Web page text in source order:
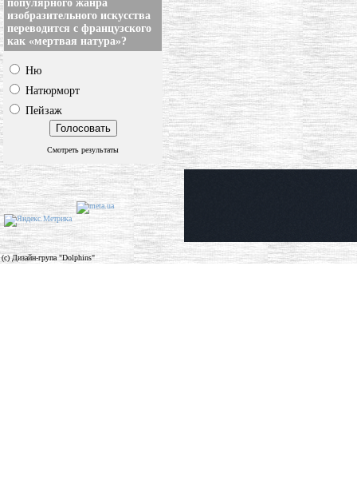
популярного жанра
изобразительного искусства
переводится с французского
как «мертвая натура»?
Ню
Натюрморт
Пейзаж
Смотреть результаты
(c) Дизайн-група "Dolphins"